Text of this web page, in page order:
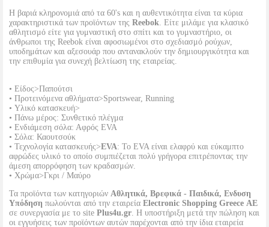
Η βαριά κληρονομιά από τα 60's και η αυθεντικότητα είναι τα κύρια
χαρακτηριστικά των προϊόντων της Reebok. Είτε μιλάμε για κλασικό
αθλητισμό είτε για γυμναστική στο σπίτι και το γυμναστήριο, οι
άνθρωποι της Reebok είναι αφοσιωμένοι στο σχεδιασμό ρούχων,
υποδημάτων και αξεσουάρ που αντανακλούν την δημιουργικότητα και
την επιθυμία για συνεχή βελτίωση της εταιρείας.
• Είδος>Παπούτσι
• Προτεινόμενα αθλήματα>Sportswear, Running
• Υλικό κατασκευή>
• Πάνω μέρος: Συνθετικό πλέγμα
• Ενδιάμεση σόλα: Αφρός EVA
• Σόλα: Καουτσούκ
• Τεχνολογία κατασκευής>EVA: To EVA είναι ελαφρύ και εύκαμπτο
αφρώδες υλικό το οποίο συμπιέζεται πολύ γρήγορα επιτρέποντας την
άμεση απορρόφηση των κραδασμών.
• Χρώμα>Γκρι / Μαύρο
Τα προϊόντα των κατηγοριών Αθλητικά, Βρεφικά - Παιδικά, Ενδυση
Υπόδηση πωλούνται από την εταιρεία Electronic Shopping Greece ΑΕ
σε συνεργασία με το site Plus4u.gr. Η υποστήριξη μετά την πώληση και
οι εγγυήσεις των προϊόντων αυτών παρέχονται από την ίδια εταιρεία